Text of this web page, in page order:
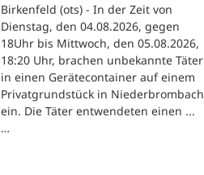
Birkenfeld (ots) - In der Zeit von
Dienstag, den 04.08.2026, gegen
18Uhr bis Mittwoch, den 05.08.2026,
18:20 Uhr, brachen unbekannte Täter
in einen Gerätecontainer auf einem
Privatgrundstück in Niederbrombach
ein. Die Täter entwendeten einen ...
…